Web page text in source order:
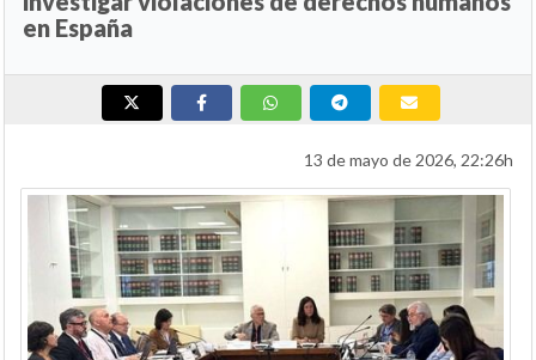
en España
13 de mayo de 2026, 22:26h